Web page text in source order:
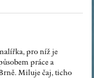
pro níž je
práce a
Miluje čaj, ticho